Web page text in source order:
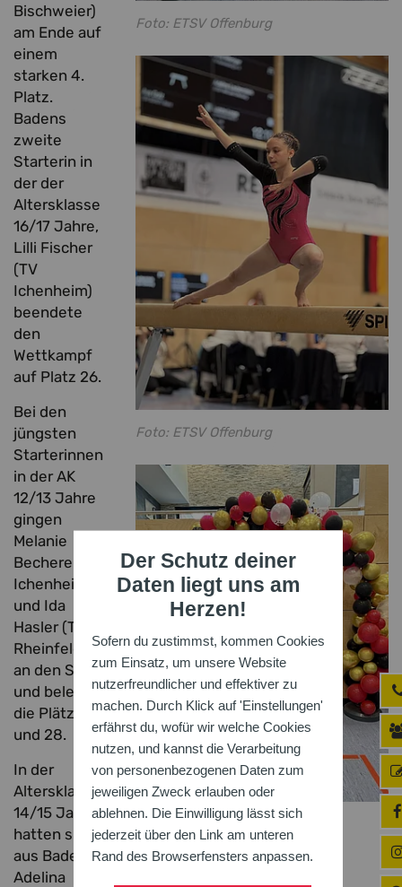
Der Schutz deiner
Daten liegt uns am
Herzen!
Sofern du zustimmst, kommen Cookies
zum Einsatz, um unsere Website
nutzerfreundlicher und effektiver zu
machen. Durch Klick auf 'Einstellungen'
erfährst du, wofür wir welche Cookies
nutzen, und kannst die Verarbeitung
von personenbezogenen Daten zum
jeweiligen Zweck erlauben oder
ablehnen. Die Einwilligung lässt sich
jederzeit über den Link am unteren
Rand des Browserfensters anpassen.
Foto: ETSV Offenburg
Foto: ETSV Offenburg
Foto: ETSV Offenburg
Bischweier)
am Ende auf
einem
starken 4.
Platz.
Badens
zweite
Starterin in
der der
Altersklasse
16/17 Jahre,
Lilli Fischer
(TV
Ichenheim)
beendete
den
Wettkampf
auf Platz 26.
Bei den
jüngsten
Starterinnen
in der AK
12/13 Jahre
gingen
Melanie
Becherer (TV
Ichenheim)
und Ida
Hasler (TV
Rheinfelden)
an den Start
und belegten
die Plätze 25
und 28.
In der
Altersklasse
14/15 Jahre
hatten sich
aus Baden
Adelina